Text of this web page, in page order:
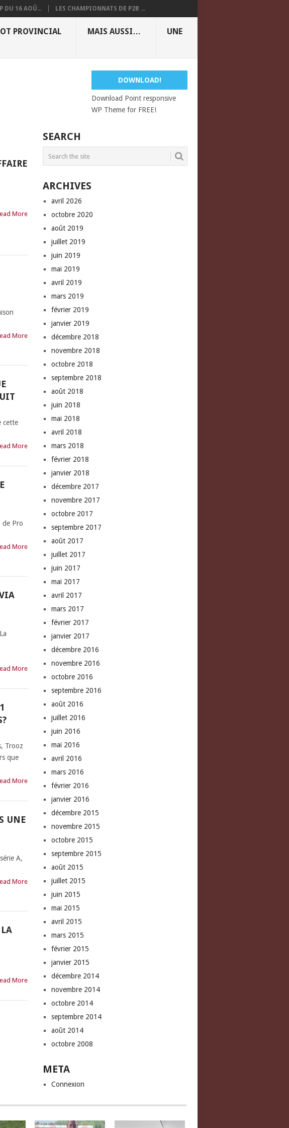
DU 16 AOÛ... LES CHAMPIONNATS DE P2B ...
PROVINCIAL MAIS AUSSI… UNE
DOWNLOAD!
Download Point responsive
WP Theme for FREE!
More
More
cette
More
de Pro
More
More
Trooz
que
More
UNE
A,
More
More
SEARCH
ARCHIVES
avril 2026
octobre 2020
août 2019
juillet 2019
juin 2019
mai 2019
avril 2019
mars 2019
février 2019
janvier 2019
décembre 2018
novembre 2018
octobre 2018
septembre 2018
août 2018
juin 2018
mai 2018
avril 2018
mars 2018
février 2018
janvier 2018
décembre 2017
novembre 2017
octobre 2017
septembre 2017
août 2017
juillet 2017
juin 2017
mai 2017
avril 2017
mars 2017
février 2017
janvier 2017
décembre 2016
novembre 2016
octobre 2016
septembre 2016
août 2016
juillet 2016
juin 2016
mai 2016
avril 2016
mars 2016
février 2016
janvier 2016
décembre 2015
novembre 2015
octobre 2015
septembre 2015
août 2015
juillet 2015
juin 2015
mai 2015
avril 2015
mars 2015
février 2015
janvier 2015
décembre 2014
novembre 2014
octobre 2014
septembre 2014
août 2014
octobre 2008
META
Connexion